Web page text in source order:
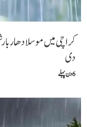
کراچی میں موسلادھار
دی
6 دن پہلے